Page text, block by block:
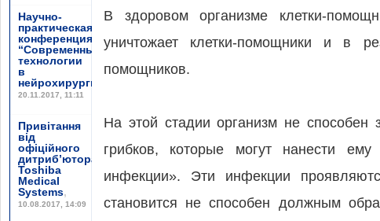
Научно-
практическая
конференция
“Современные
технологии
в
нейрохирургии”
20.11.2017, 11:11
Привітання
від
офіційного
дитриб’ютора
Toshiba
Medical
Systems,
10.08.2017, 14:09
В здоровом организме клетки-
уничтожает клетки-помощники и в
помощников.
На этой стадии организм не способен
грибков, которые могут нанести
инфекции». Эти инфекции
становится не способен должным